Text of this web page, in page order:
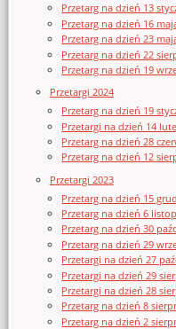
Przetarg na dzień 13
Przetarg na dzień 16
Przetarg na dzień 23
Przetarg na dzień 22
Przetarg na dzień 19
Przetargi 2024
Przetarg na dzień 19
Przetargi na dzień 14
Przetarg na dzień 28
Przetarg na dzień 12
Przetargi 2023
Przetarg na dzień 15
Przetarg na dzień 6
Przetarg na dzień 30
Przetarg na dzień 29
Przetargi na dzień 27
Przetargi na dzień 29
Przetargi na dzień 28
Przetarg na dzień 8
Przetarg na dzień 2